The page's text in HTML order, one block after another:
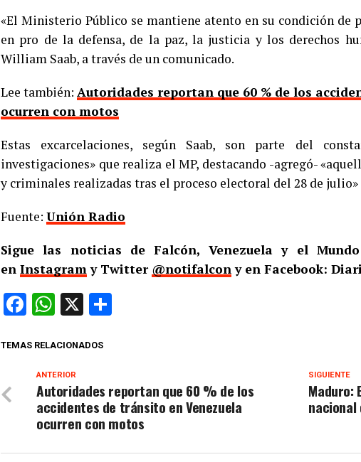
«El Ministerio Público se mantiene atento en su condición de
en pro de la defensa, de la paz, la justicia y los derechos
William Saab, a través de un comunicado.
Lee también: Autoridades reportan que 60 % de los
ocurren con motos
Estas excarcelaciones, según Saab, son parte del
investigaciones» que realiza el MP, destacando -agregó-
y criminales realizadas tras el proceso electoral del 28 de julio»
Fuente: Unión Radio
Sigue las noticias de Falcón, Venezuela y el
en Instagramy Twitter @notifalcony en Facebook:
Facebook
WhatsApp
X
TEMAS RELACIONADOS
SIGUIENTE
Maduro:
ANTERIOR
Autoridades reportan que 60 % de los
accidentes de tránsito en Venezuela
ocurren con motos